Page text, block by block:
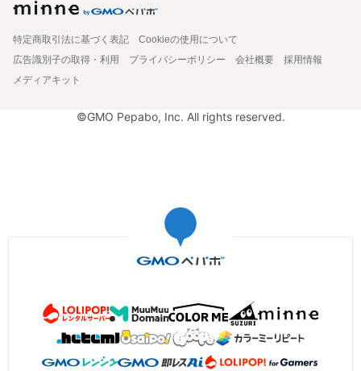
特定商取引法に基づく表記
Cookieの使用について
広告識別子の取得・利用
プライバシーポリシー 会社概要
採用情報
メディアキット
©GMO Pepabo, Inc. All rights reserved.